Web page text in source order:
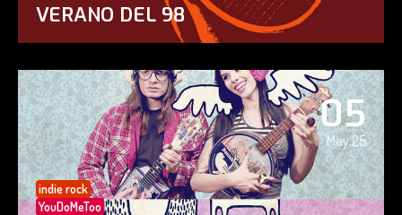
VERANO DEL 98
05
May 25
indie rock
YouDoMeToo